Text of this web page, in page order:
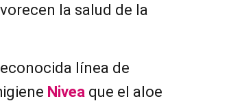
la salud de la
línea de
Nivea que el aloe